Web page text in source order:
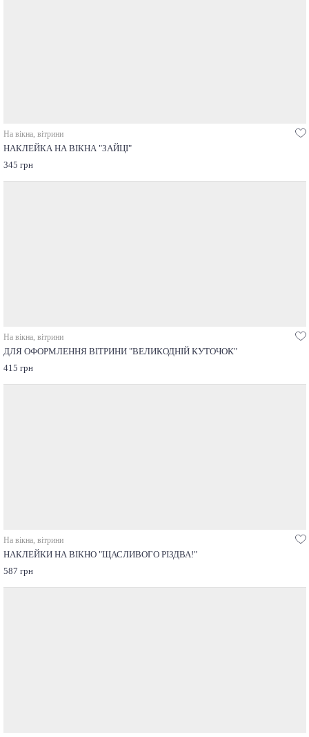
На вікна, вітрини
НАКЛЕЙКА НА ВІКНА "ЗАЙЦІ"
345 грн
На вікна, вітрини
ДЛЯ ОФОРМЛЕННЯ ВІТРИНИ "ВЕЛИКОДНІЙ КУТОЧОК"
415 грн
На вікна, вітрини
НАКЛЕЙКИ НА ВІКНО "ЩАСЛИВОГО РІЗДВА!"
587 грн